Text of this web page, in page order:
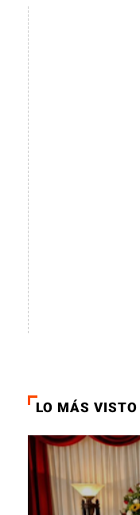
LO MÁS VISTO